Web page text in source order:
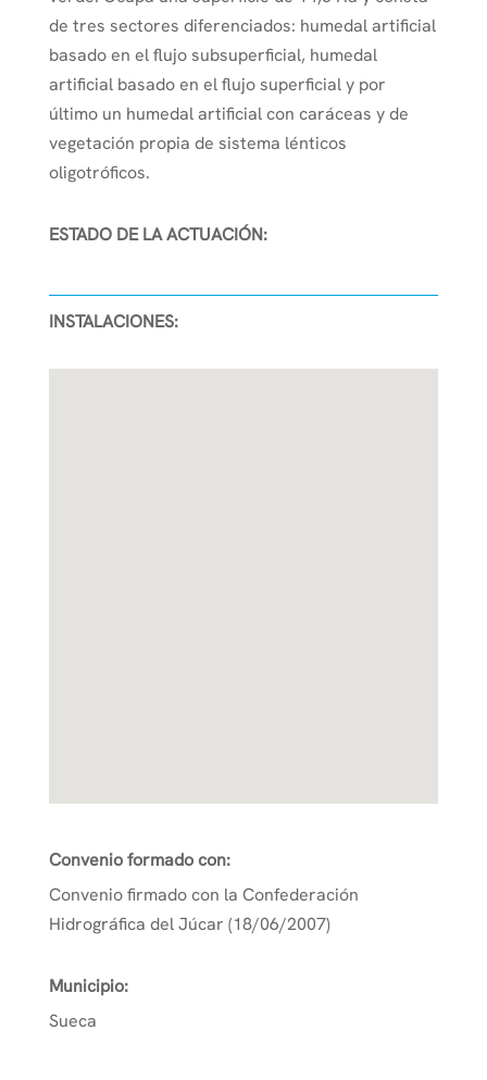
de tres sectores diferenciados: humedal artificial
basado en el flujo subsuperficial, humedal
artificial basado en el flujo superficial y por
último un humedal artificial con caráceas y de
vegetación propia de sistema lénticos
oligotróficos.
ESTADO DE LA ACTUACIÓN:
INSTALACIONES:
Convenio formado con:
Convenio firmado con la Confederación
Hidrográfica del Júcar (18/06/2007)
Municipio:
Sueca